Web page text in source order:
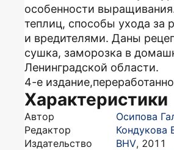
особенности
теплиц, способы ухода за
и вредителями. Даны
сушка, заморозка в
Ленинградской области.
4-е
Характеристики
Автор
Осипова
Редактор
Кондукова
Издательство
BHV, 2011